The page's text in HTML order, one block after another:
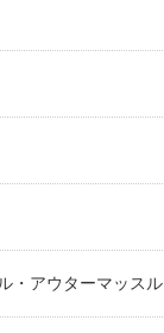
・アウターマッスル